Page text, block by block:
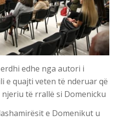
edhe nga autori i
e quajti veten të nderuar që
të rrallë si Domenicku
e Domenikut u